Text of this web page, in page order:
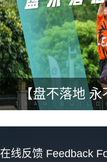
【盘不落地 永
在线反馈 Feedback